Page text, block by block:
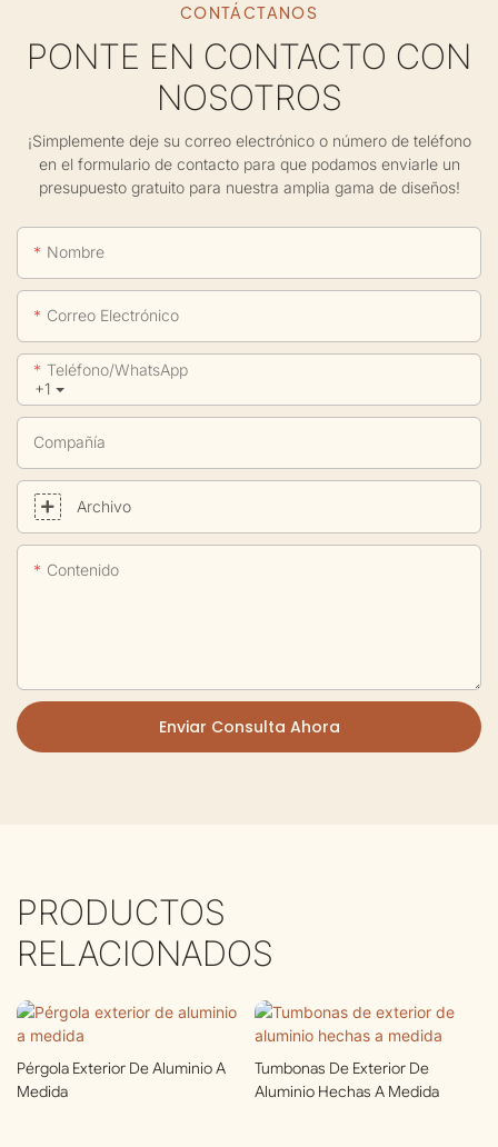
CONTÁCTANOS
PONTE EN CONTACTO CON
NOSOTROS
¡Simplemente deje su correo electrónico o número de teléfono
en el formulario de contacto para que podamos enviarle un
presupuesto gratuito para nuestra amplia gama de diseños!
Nombre
Correo Electrónico
+1
Teléfono/WhatsApp
Compañía
Archivo
Contenido
Enviar Consulta Ahora
PRODUCTOS
RELACIONADOS
Pérgola Exterior De Aluminio A
Medida
Tumbonas De Exterior De
Aluminio Hechas A Medida